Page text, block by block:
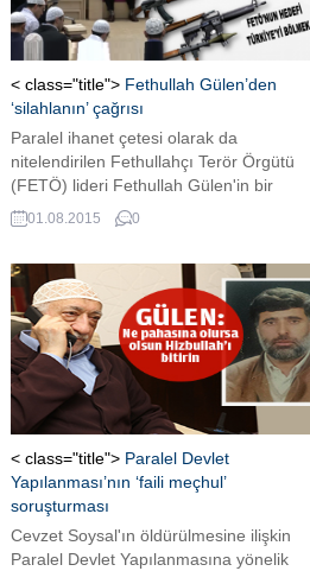
< class="title"> Fethullah Gülen’den
‘silahlanın’ çağrısı
Paralel ihanet çetesi olarak da
nitelendirilen Fethullahçı Terör Örgütü
(FETÖ) lideri Fethullah Gülen'in bir
dönem en yakın isimlerden biri olan
Latif Erdoğan, Fethullah Gülen'in
söyledi.
01.08.2015 0
< class="title"> Paralel Devlet
Yapılanması’nın ‘faili meçhul’
soruşturması
Cevzet Soysal'ın öldürülmesine ilişkin
Paralel Devlet Yapılanmasına yönelik